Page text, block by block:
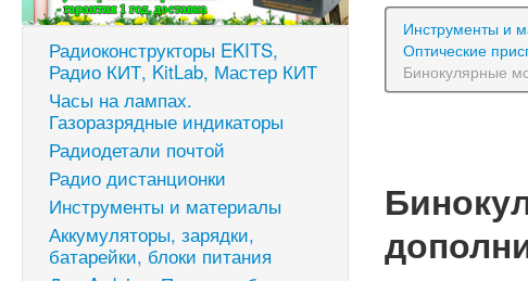
Радиоконструкторы EKITS,
Радио КИТ, KitLab, Мастер КИТ
Часы на лампах.
Газоразрядные индикаторы
Радиодетали почтой
Радио дистанционки
Инструменты и материалы
Аккумуляторы, зарядки,
батарейки, блоки питания
Инструменты и
Оптические
Бинокулярные